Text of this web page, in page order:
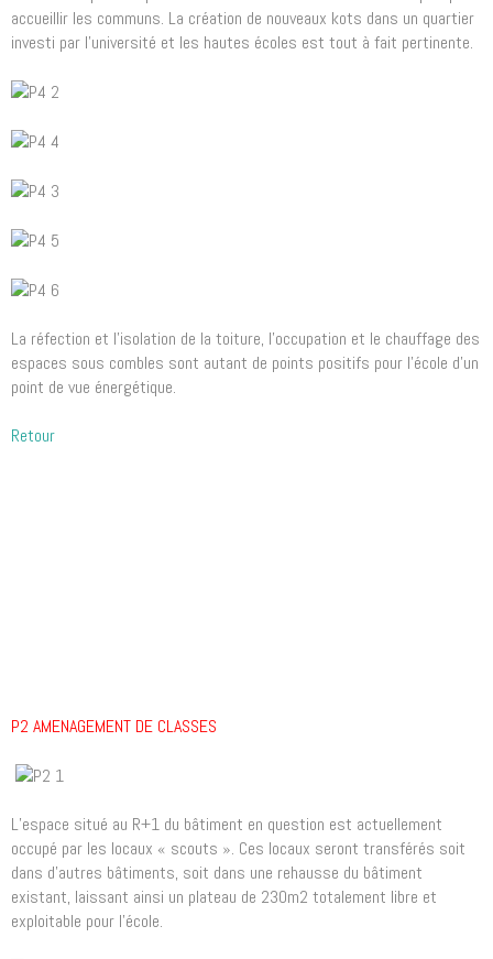
accueillir les communs. La création de nouveaux kots dans un quartier
investi par l’université et les hautes écoles est tout à fait pertinente.
La réfection et l’isolation de la toiture, l’occupation et le chauffage des
espaces sous combles sont autant de points positifs pour l’école d’un
point de vue énergétique.
Retour
P2 AMENAGEMENT DE CLASSES
L’espace situé au R+1 du bâtiment en question est actuellement
occupé par les locaux « scouts ». Ces locaux seront transférés soit
dans d’autres bâtiments, soit dans une rehausse du bâtiment
existant, laissant ainsi un plateau de 230m2 totalement libre et
exploitable pour l’école.